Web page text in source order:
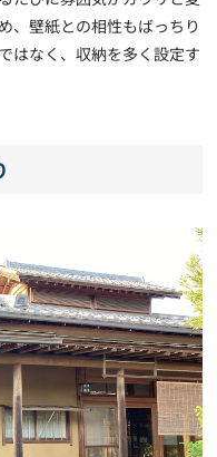
、壁紙との相性もばっちり
はなく、収納を多く設定す